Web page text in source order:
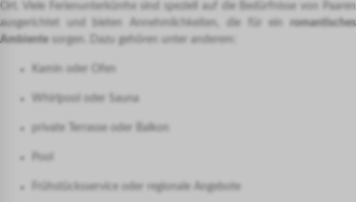
Ort. Viele Ferienunterkünfte sind speziell auf die Bedürfnisse von Paaren
ausgerichtet und bieten Annehmlichkeiten, die für ein
romantisches
Ambiente
Kamin oder Ofen
Whirlpool oder Sauna
private Terrasse oder Balkon
Pool
Frühstücksservice oder regionale Angebote